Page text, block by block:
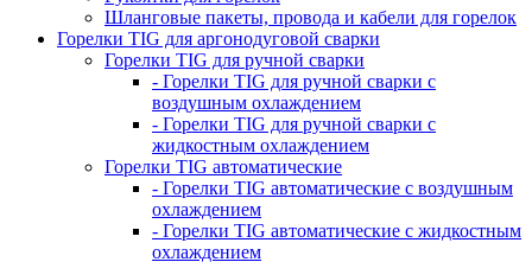
Шланговые пакеты, провода и кабели для горелок
Горелки TIG для аргонодуговой сварки
Горелки TIG для ручной сварки
- Горелки TIG для ручной сварки с
воздушным охлаждением
- Горелки TIG для ручной сварки с
жидкостным охлаждением
Горелки TIG автоматические
- Горелки TIG автоматические с воздушным
охлаждением
- Горелки TIG автоматические с жидкостным
охлаждением